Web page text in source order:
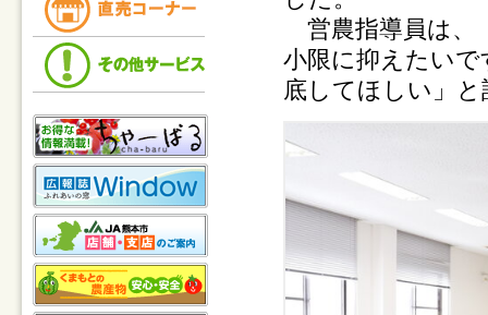
営農指導員は、
小限に抑えたい
底してほしい」